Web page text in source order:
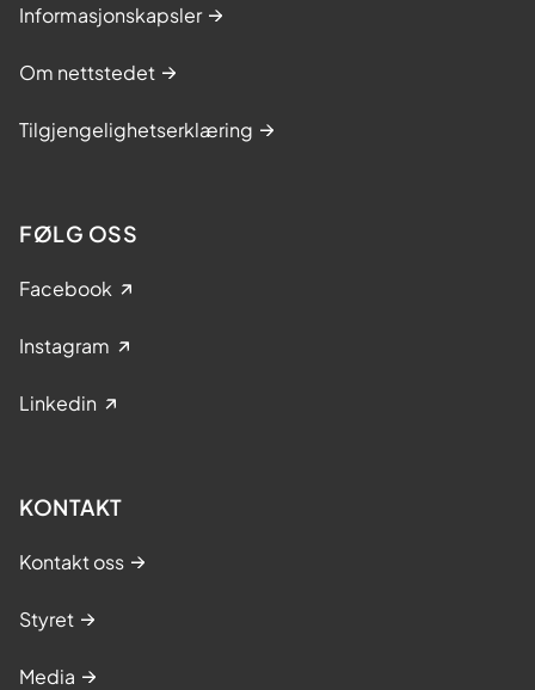
Informasjonskapsler
Om nettstedet
Tilgjengelighetserklæring
FØLG OSS
Facebook
Instagram
Linkedin
KONTAKT
Kontakt oss
Styret
Media